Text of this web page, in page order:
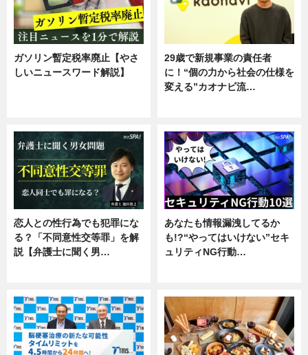
ガソリン暫定税率廃止【やさ
しいニュースワード解説】
29歳で新規事業の責任者
に！“個の力から社会の仕様を
変える”カオナビ流…
恋人との性行為でも犯罪にな
る？「不同意性交等罪」を解
説【弁護士に聞く男…
あなたも情報漏洩してるか
も!?“やってはいけない”セキ
ュリティNG行動…